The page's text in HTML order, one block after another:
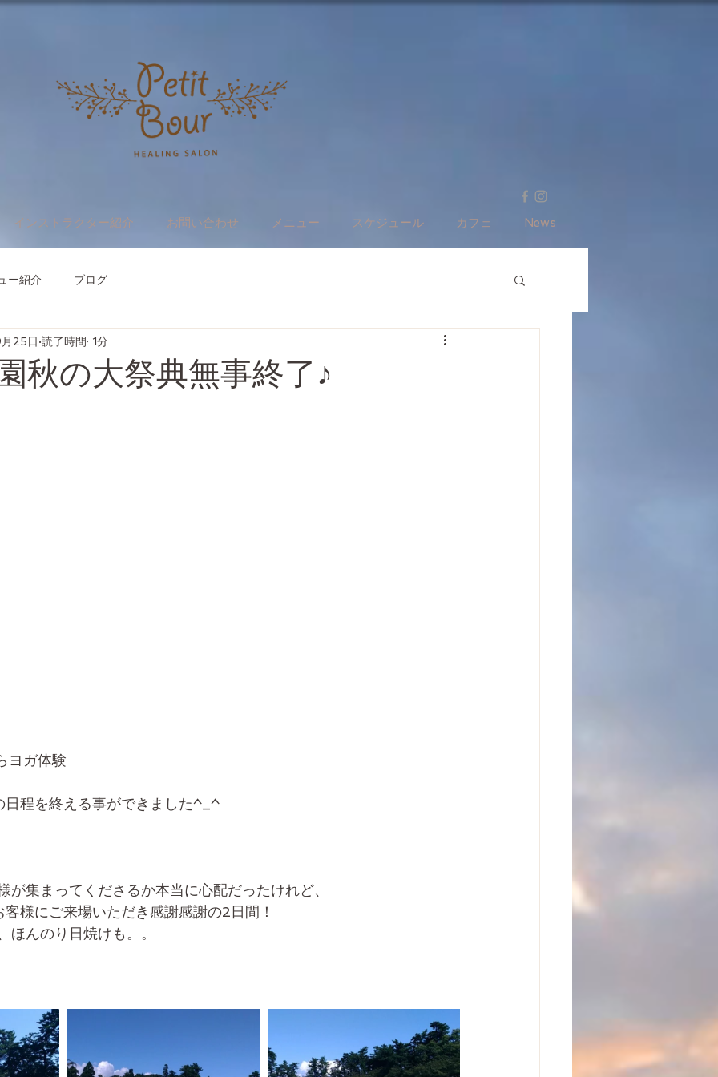
インストラクター紹介 お問い合わせ メニュー スケジュール カフェ News
ー紹介 ブログ
秋の大祭典無事終了♪
25日 読了時間: 1分
ヨガ体験
日程を終える事ができました^_^
が集まってくださるか本当に心配だったけれど、
様にご来場いただき感謝感謝の2日間！
ほんのり日焼けも。。